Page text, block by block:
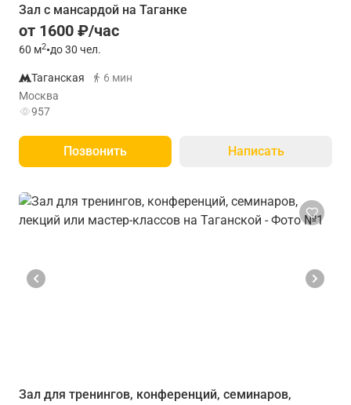
Зал с мансардой на Таганке
от 1600 ₽/час
60 м2•до 30 чел.
Таганская
6 мин
Москва
957
Позвонить Написать
Зал для тренингов, конференций, семинаров,